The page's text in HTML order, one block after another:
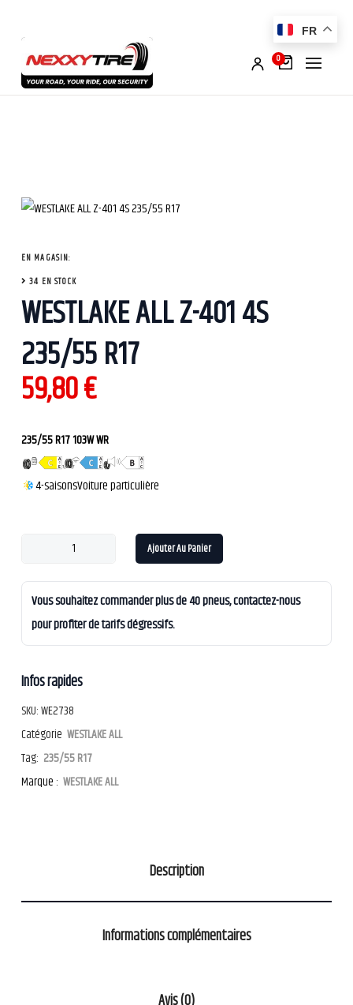
0
EN MAGASIN:
34 EN STOCK
WESTLAKE ALL Z-401 4S
235/55 R17
59,80€
235/55 R17 103W WR
4-saisonsVoiture particulière
Ajouter Au Panier
Vous souhaitez commander plus de 40 pneus, contactez-nous
pour profiter de tarifs dégressifs.
Infos rapides
SKU:WE2738
Catégorie WESTLAKE ALL
Tag: 235/55 R17
Marque : WESTLAKE ALL
Description
Informations complémentaires
FR